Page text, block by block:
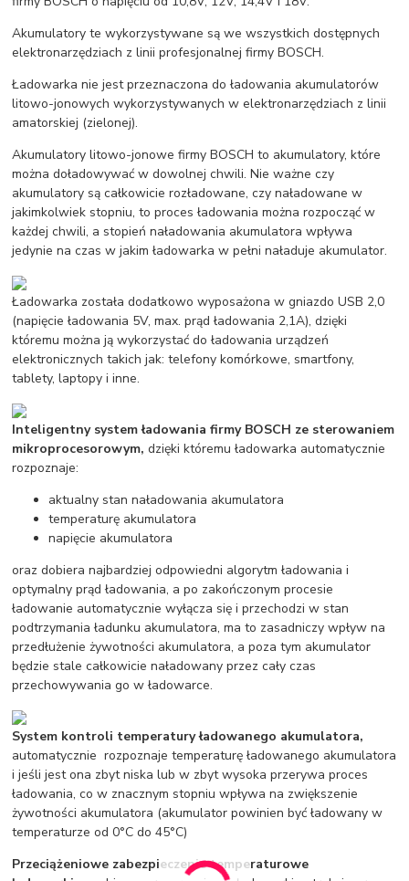
Akumulatory te wykorzystywane są we wszystkich dostępnych
elektronarzędziach z linii profesjonalnej firmy BOSCH.
Ładowarka nie jest przeznaczona do ładowania akumulatorów
litowo-jonowych wykorzystywanych w elektronarzędziach z linii
amatorskiej (zielonej).
Akumulatory litowo-jonowe firmy BOSCH to akumulatory, które
można doładowywać w dowolnej chwili. Nie ważne czy
akumulatory są całkowicie rozładowane, czy naładowane w
jakimkolwiek stopniu, to proces ładowania można rozpocząć w
każdej chwili, a stopień naładowania akumulatora wpływa
jedynie na czas w jakim ładowarka w pełni naładuje akumulator.
Ładowarka została dodatkowo wyposażona w gniazdo USB 2,0
(napięcie ładowania 5V, max. prąd ładowania 2,1A), dzięki
któremu można ją wykorzystać do ładowania urządzeń
elektronicznych takich jak: telefony komórkowe, smartfony,
tablety, laptopy i inne.
Inteligentny system ładowania firmy BOSCH ze sterowaniem
mikroprocesorowym, dzięki któremu ładowarka automatycznie
rozpoznaje:
aktualny stan naładowania akumulatora
temperaturę akumulatora
napięcie akumulatora
oraz dobiera najbardziej odpowiedni algorytm ładowania i
optymalny prąd ładowania, a po zakończonym procesie
ładowanie automatycznie wyłącza się i przechodzi w stan
podtrzymania ładunku akumulatora, ma to zasadniczy wpływ na
przedłużenie żywotności akumulatora, a poza tym akumulator
będzie stale całkowicie naładowany przez cały czas
przechowywania go w ładowarce.
System kontroli temperatury ładowanego akumulatora,
automatycznie rozpoznaje temperaturę ładowanego akumulatora
i jeśli jest ona zbyt niska lub w zbyt wysoka przerywa proces
ładowania, co w znacznym stopniu wpływa na zwiększenie
żywotności akumulatora (akumulator powinien być ładowany w
temperaturze od 0°C do 45°C)
Przeciążeniowe zabezpieczenie temperaturowe